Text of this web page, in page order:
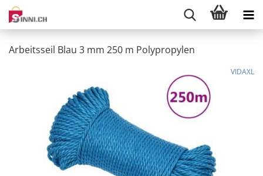
Arbeitsseil Blau 3 mm 250 m Polypropylen
VIDAXL